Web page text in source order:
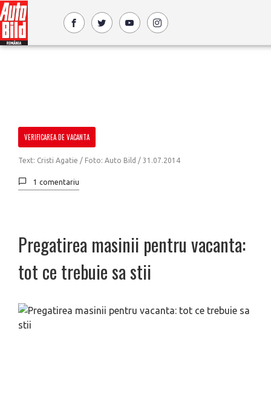
VERIFICAREA DE VACANTA
Text: Cristi Agatie / Foto: Auto Bild / 31.07.2014
1 comentariu
Pregatirea masinii pentru vacanta:
tot ce trebuie sa stii